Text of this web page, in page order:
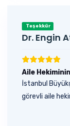
Teşekkür
Dr. Engin
Aile
İstanbul
görevli aile